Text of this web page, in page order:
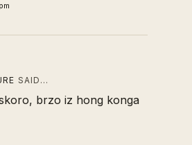
SAID…
brzo iz hong konga